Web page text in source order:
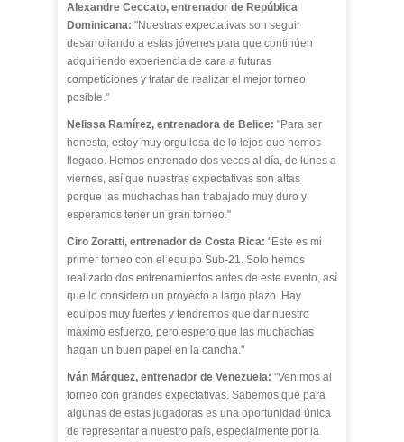
Alexandre Ceccato, entrenador de República
Dominicana: "Nuestras expectativas son seguir
desarrollando a estas jóvenes para que continúen
adquiriendo experiencia de cara a futuras
competiciones y tratar de realizar el mejor torneo
posible."
Nelissa Ramírez, entrenadora de Belice: "Para ser
honesta, estoy muy orgullosa de lo lejos que hemos
llegado. Hemos entrenado dos veces al día, de lunes a
viernes, así que nuestras expectativas son altas
porque las muchachas han trabajado muy duro y
esperamos tener un gran torneo."
Ciro Zoratti, entrenador de Costa Rica: "Este es mi
primer torneo con el equipo Sub-21. Solo hemos
realizado dos entrenamientos antes de este evento, así
que lo considero un proyecto a largo plazo. Hay
equipos muy fuertes y tendremos que dar nuestro
máximo esfuerzo, pero espero que las muchachas
hagan un buen papel en la cancha."
Iván Márquez, entrenador de Venezuela: "Venimos al
torneo con grandes expectativas. Sabemos que para
algunas de estas jugadoras es una oportunidad única
de representar a nuestro país, especialmente por la